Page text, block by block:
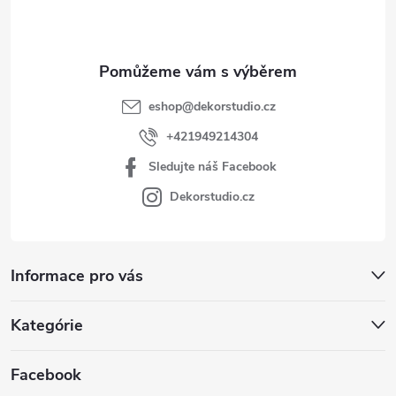
Informace pro vás
Kategórie
Facebook
eshop@dekorstudio.cz
+421949214304
Sledujte náš Facebook
Dekorstudio.cz